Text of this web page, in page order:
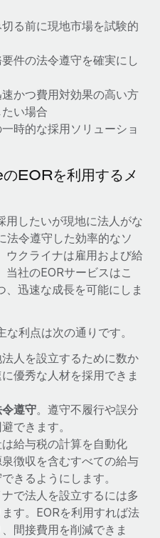
：GustoとXeroの統合お
Plus（契約社員管理
ても、あらゆる規模の企業が
、給与を支給できるようにす
統合、機能、改良点をリリー
スを守る方法
的です。多額の資金がシステ
。このため、自社のビジネス
...
る前に現地市場を試験的
件の法令遵守を確実にし
かつ費用対効果の高い方
い場合
時的な採用ソリューショ
EORを利用するメ
用したいが現地に法人がな
法令遵守した効率的なソ
ウクライナは雇用および給
社のEORサービスはこ
迅速な成長を可能にしま
利点は次の通りです。
人を設立するために数か
優秀な人材を採用できま
遵守。遵守不履行や誤分
できます。
給与税の計算を自動化
徴収を含むすべての給与
きるようにします。
で法人を設立するには多
す。EORを利用すれば法
間接費用を削減できま